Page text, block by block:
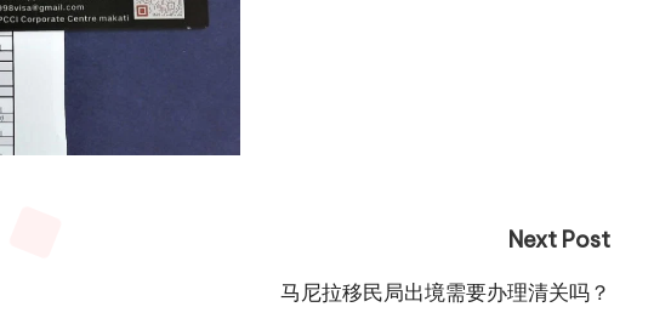
Next Post
马尼拉移民局出境需要办理清关吗？